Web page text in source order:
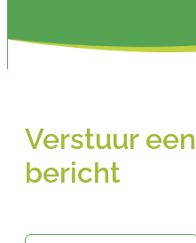
Verstuur een
bericht